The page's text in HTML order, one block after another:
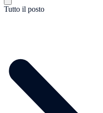
Tutto il posto